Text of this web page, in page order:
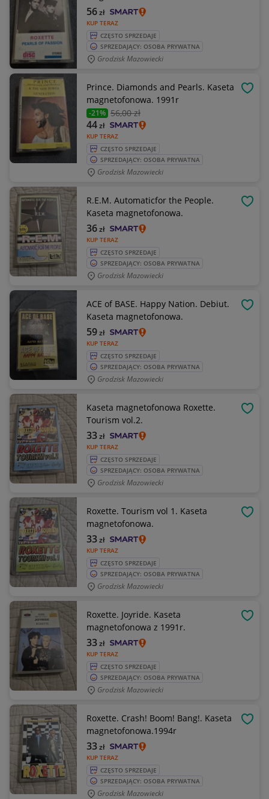
KUP TERAZ
56zł
CZĘSTO SPRZEDAJE
SPRZEDAJĄCY: OSOBA PRYWATNA
Grodzisk Mazowiecki
Prince. Diamonds and Pearls. Kaseta
magnetofonowa. 1991r
-21% 56,00 zł
KUP TERAZ
44zł
CZĘSTO SPRZEDAJE
SPRZEDAJĄCY: OSOBA PRYWATNA
Grodzisk Mazowiecki
R.E.M. Automaticfor the People.
Kaseta magnetofonowa.
KUP TERAZ
36zł
CZĘSTO SPRZEDAJE
SPRZEDAJĄCY: OSOBA PRYWATNA
Grodzisk Mazowiecki
ACE of BASE. Happy Nation. Debiut.
Kaseta magnetofonowa.
KUP TERAZ
59zł
CZĘSTO SPRZEDAJE
SPRZEDAJĄCY: OSOBA PRYWATNA
Grodzisk Mazowiecki
Kaseta magnetofonowa Roxette.
Tourism vol.2.
KUP TERAZ
33zł
CZĘSTO SPRZEDAJE
SPRZEDAJĄCY: OSOBA PRYWATNA
Grodzisk Mazowiecki
Roxette. Tourism vol 1. Kaseta
magnetofonowa.
KUP TERAZ
33zł
CZĘSTO SPRZEDAJE
SPRZEDAJĄCY: OSOBA PRYWATNA
Grodzisk Mazowiecki
Roxette. Joyride. Kaseta
magnetofonowa z 1991r.
KUP TERAZ
33zł
CZĘSTO SPRZEDAJE
SPRZEDAJĄCY: OSOBA PRYWATNA
Grodzisk Mazowiecki
Roxette. Crash! Boom! Bang!. Kaseta
magnetofonowa.1994r
KUP TERAZ
33zł
CZĘSTO SPRZEDAJE
SPRZEDAJĄCY: OSOBA PRYWATNA
Grodzisk Mazowiecki